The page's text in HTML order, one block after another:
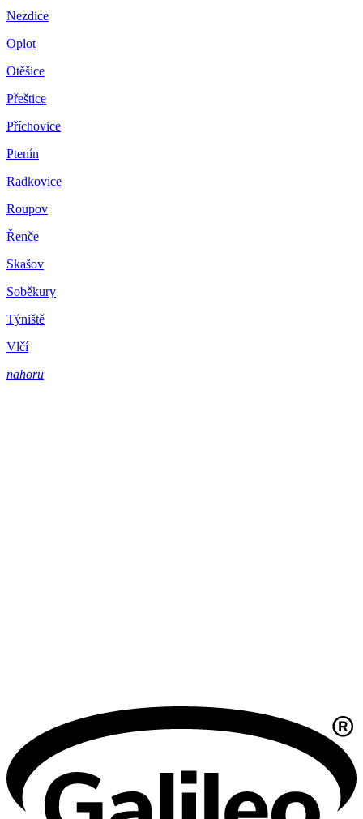
Nezdice
Oplot
Otěšice
Přeštice
Příchovice
Ptenín
Radkovice
Roupov
Řenče
Skašov
Soběkury
Týniště
Vlčí
nahoru